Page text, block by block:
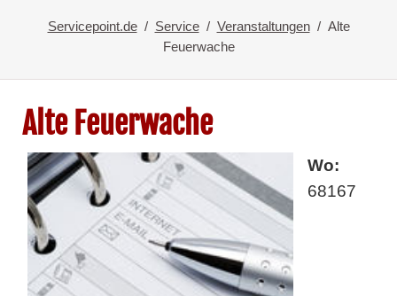
Servicepoint.de Service Veranstaltungen
Alte
Feuerwache
Alte Feuerwache
Wo:
68167